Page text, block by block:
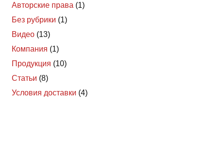
Авторские права (1)
Без рубрики (1)
Видео (13)
Компания (1)
Продукция (10)
Статьи (8)
Условия доставки (4)